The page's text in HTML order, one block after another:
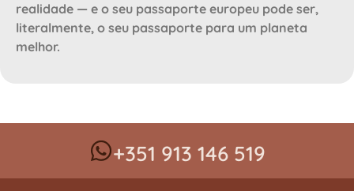
realidade — e o seu passaporte europeu pode ser,
literalmente, o seu passaporte para um planeta
melhor.
+351 913 146 519